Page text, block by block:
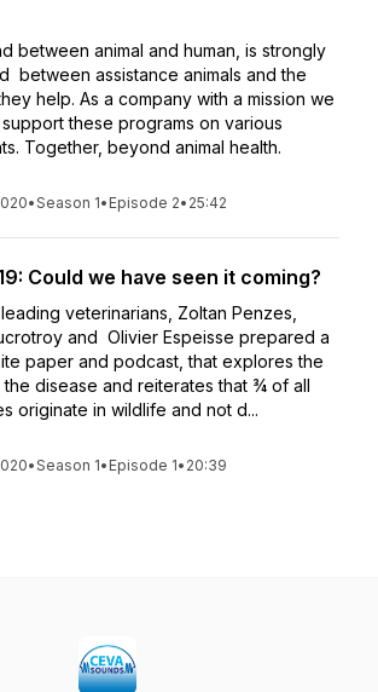
between animal and human, is strongly
between assistance animals and the
help. As a company with a mission we
these programs on various
Together, beyond animal health.
•Season 1• Episode 2• 25:42
Could we have seen it coming?
veterinarians, Zoltan Penzes,
and Olivier Espeisse prepared a
paper and podcast, that explores the
disease and reiterates that ¾ of all
originate in wildlife and not d...
•Season 1• Episode 1• 20:39